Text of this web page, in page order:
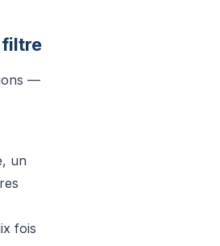
filtre
—
un
fois